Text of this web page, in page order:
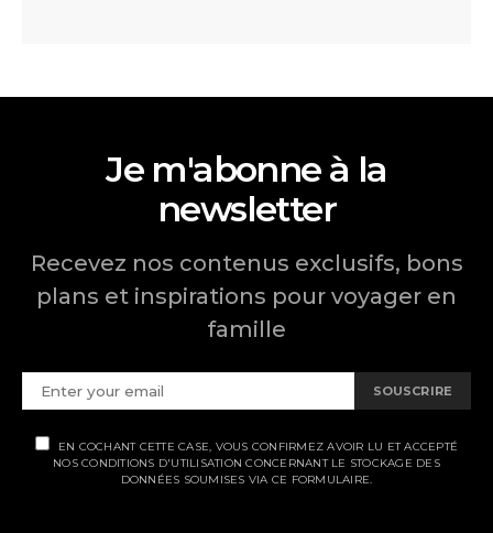
Je m'abonne à la
newsletter
Recevez nos contenus exclusifs, bons
plans et inspirations pour voyager en
famille
SOUSCRIRE
EN COCHANT CETTE CASE, VOUS CONFIRMEZ AVOIR LU ET ACCEPTÉ
NOS CONDITIONS D'UTILISATION CONCERNANT LE STOCKAGE DES
DONNÉES SOUMISES VIA CE FORMULAIRE.